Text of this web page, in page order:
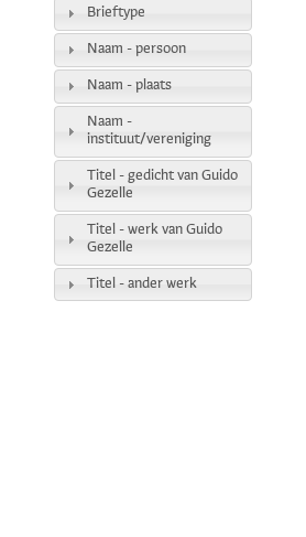
Brieftype
Naam - persoon
Naam - plaats
Naam -
instituut/vereniging
Titel - gedicht van Guido
Gezelle
Titel - werk van Guido
Gezelle
Titel - ander werk